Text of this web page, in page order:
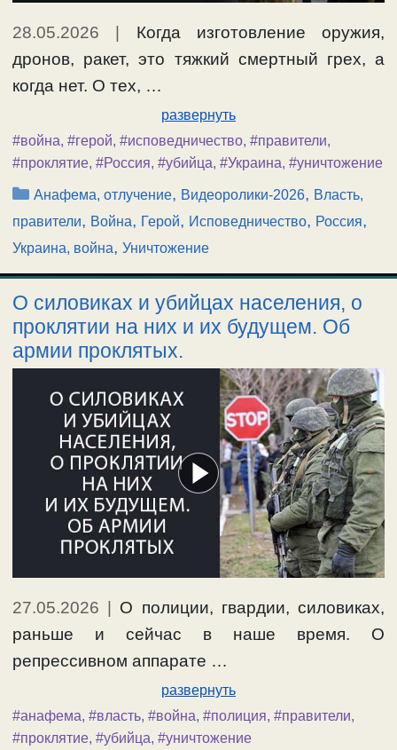
28.05.2026 | Когда изготовление оружия,
дронов, ракет, это тяжкий смертный грех, а
когда нет. О тех, …
развернуть
#война, #герой, #исповедничество, #правители,
#проклятие, #Россия, #убийца, #Украина, #уничтожение
Рубрики
Анафема, отлучение, Видеоролики-2026, Власть,
правители, Война, Герой, Исповедничество, Россия,
Украина, война, Уничтожение
О силовиках и убийцах населения, о
проклятии на них и их будущем. Об
армии проклятых.
27.05.2026 | О полиции, гвардии, силовиках,
раньше и сейчас в наше время. О
репрессивном аппарате …
развернуть
#анафема, #власть, #война, #полиция, #правители,
#проклятие, #убийца, #уничтожение